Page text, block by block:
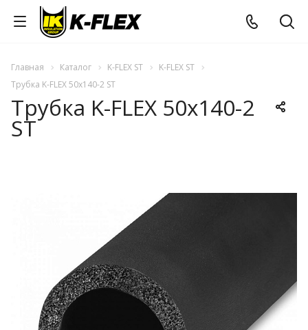
Главная Каталог K-FLEX ST
K-FLEX ST
Трубка K-FLEX 50x140-2 ST
Трубка K-FLEX 50x140-2
ST